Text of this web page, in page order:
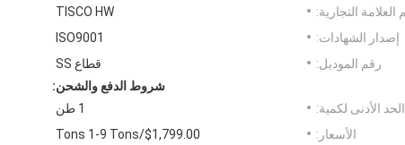
العلامة التجارية:
TISCO HW
إصدار الشهادات:
ISO9001
رقم الموديل:
قطاع SS
شروط الدفع والشحن:
الحد الأدنى لكمية:
1 طن
الأسعار:
$1,799.00/Tons 1-9 Tons